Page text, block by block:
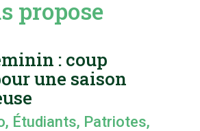
propose
: coup
une saison
, Étudiants, Patriotes,